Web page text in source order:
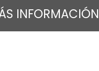
INFORMACIÓN​